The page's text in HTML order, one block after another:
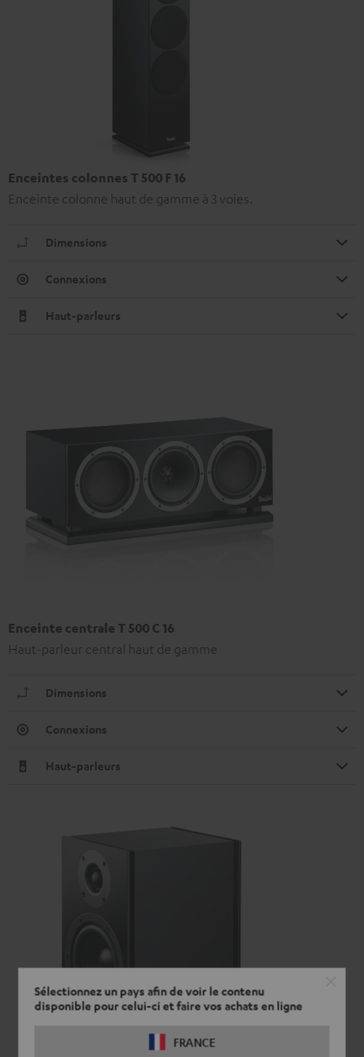
Sélectionnez un pays afin de voir le contenu
disponible pour celui-ci et faire vos achats en ligne
FRANCE
Enceintes colonnes T 500 F 16
Enceinte colonne haut de gamme à 3 voies.
Dimensions
Connexions
Haut-parleurs
Enceinte centrale T 500 C 16
Haut-parleur central haut de gamme
Dimensions
Connexions
Haut-parleurs